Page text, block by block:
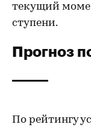
текущий
ступени.
Прогноз
По рейтингу